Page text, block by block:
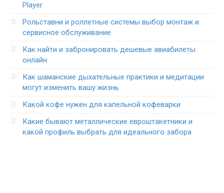
Player
Рольставни и роллетные системы выбор монтаж и
сервисное обслуживание
Как найти и забронировать дешевые авиабилеты
онлайн
Как шаманские дыхательные практики и медитации
могут изменить вашу жизнь
Какой кофе нужен для капельной кофеварки
Какие бывают металлические евроштакетники и
какой профиль выбрать для идеального забора